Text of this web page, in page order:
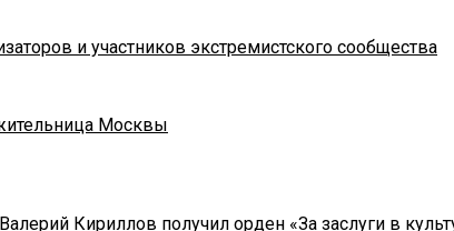
и участников экстремистского сообщества
Москвы
Кириллов получил орден «За заслуги в